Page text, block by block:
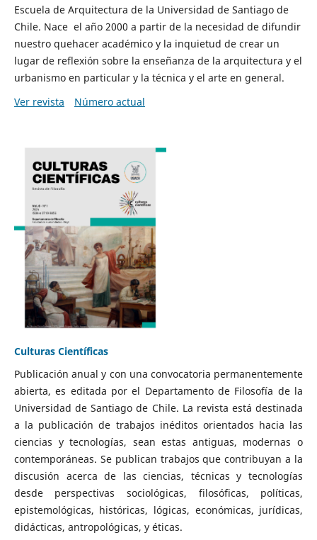
Escuela de Arquitectura de la Universidad de Santiago de
Chile. Nace el año 2000 a partir de la necesidad de difundir
nuestro quehacer académico y la inquietud de crear un
lugar de reflexión sobre la enseñanza de la arquitectura y el
urbanismo en particular y la técnica y el arte en general.
Ver revista
Número actual
Culturas Científicas
Publicación anual y con una convocatoria permanentemente
abierta, es editada por el Departamento de Filosofía de la
Universidad de Santiago de Chile. La revista está destinada
a la publicación de trabajos inéditos orientados hacia las
ciencias y tecnologías, sean estas antiguas, modernas o
contemporáneas. Se publican trabajos que contribuyan a la
discusión acerca de las ciencias, técnicas y tecnologías
desde perspectivas sociológicas, filosóficas, políticas,
epistemológicas, históricas, lógicas, económicas, jurídicas,
didácticas, antropológicas, y éticas.